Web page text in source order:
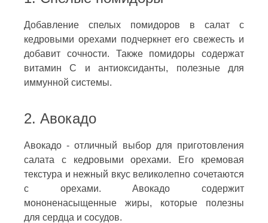
Добавление спелых помидоров в салат с
кедровыми орехами подчеркнет его свежесть и
добавит сочности. Также помидоры содержат
витамин С и антиоксиданты, полезные для
иммунной системы.
2. Авокадо
Авокадо - отличный выбор для приготовления
салата с кедровыми орехами. Его кремовая
текстура и нежный вкус великолепно сочетаются
с орехами. Авокадо содержит
мононенасыщенные жиры, которые полезны
для сердца и сосудов.